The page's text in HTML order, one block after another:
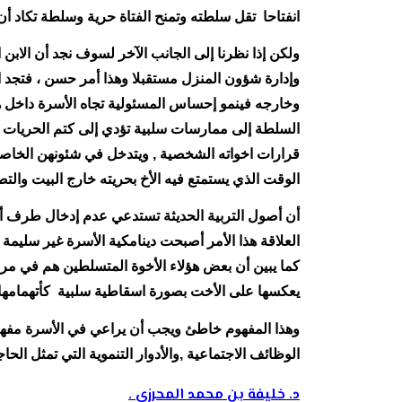
انفتاحا تقل سلطته وتمنح الفتاة حرية وسلطة تكاد
ولكن إذا نظرنا إلى الجانب الآخر لسوف نجد أن
وإدارة شؤون المنزل مستقبلا وهذا أمر حسن ، فتجد
وخارجه فينمو إحساس المسئولية تجاه الأسرة داخل
السلطة إلى ممارسات سلبية تؤدي إلى كتم
قرارات اخواته الشخصية , ويتدخل في شئونهن
الوقت الذي يستمتع فيه الأخ بحريته خارج البيت
أن أصول التربية الحديثة تستدعي عدم إدخال طرف
العلاقة هذا الأمر أصبحت دينامكية الأسرة غير
كما يبين أن بعض هؤلاء الأخوة المتسلطين هم في
يعكسها على الأخت بصورة اسقاطية سلبية
وهذا المفهوم خاطئ ويجب أن يراعي في الأسرة
الوظائف الاجتماعية ,والأدوار التنموية التي تمثل
د. خليفة بن محمد المحرزي .